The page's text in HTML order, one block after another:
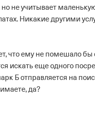
не учитывает
Никакие другими
что ему не помешало
искать еще одного
Б отправляется на
да?